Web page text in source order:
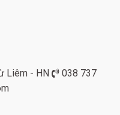
Liêm - HN
038 737